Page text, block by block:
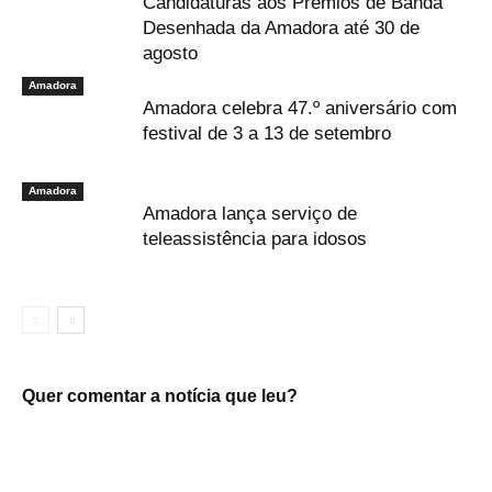
Desenhada da Amadora até 30 de
agosto
Amadora
Amadora celebra 47.º aniversário com
festival de 3 a 13 de setembro
Amadora
Amadora lança serviço de
teleassistência para idosos
Quer comentar a notícia que leu?